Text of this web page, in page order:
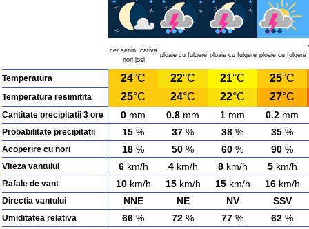
cer senin, cativa
nori josi
ploaie cu fulgere ploaie cu fulgere ploaie cu fulgere
Temperatura 24°C 22°C 21°C 25°C
Temperatura resimitita 25°C 24°C 22°C 27°C
Cantitate precipitatii 3 ore 0 mm 0.8 mm 1 mm 0.2 mm
Probabilitate precipitatii 15 % 37 % 38 % 35 %
Acoperire cu nori 18 % 50 % 60 % 90 %
Viteza vantului 6km/h 4km/h 8km/h 5km/h
Rafale de vant 10km/h 15km/h 15km/h 16km/h
Directia vantului NNE NE NV SSV
Umiditatea relativa 66 % 72 % 77 % 62 %